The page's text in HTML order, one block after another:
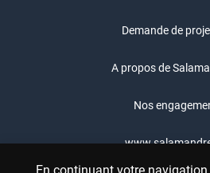
Demande de
A propos de
Nos